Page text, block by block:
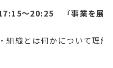
～20:25 『事業を展
・組織とは何かについて理解